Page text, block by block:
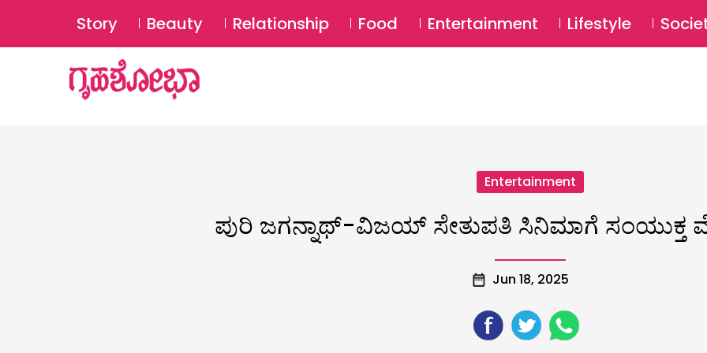
Story Beauty Relationship Food Entertainment Lifestyle
Entertainment
ಪುರಿ ಜಗನ್ನಾಥ್‌-ವಿಜಯ್‌ ಸೇತುಪತಿ ಸಿನಿಮಾಗೆ ಸಂಯುಕ್ತ
Jun 18, 2025